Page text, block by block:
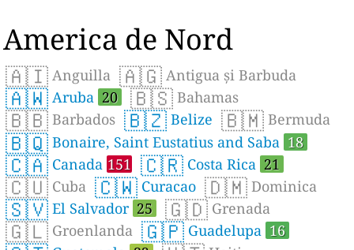
America de Nord
🇦🇮 Anguilla 🇦🇬 Antigua și Barbuda
🇦🇼 Aruba 20 🇧🇸 Bahamas
🇧🇧 Barbados 🇧🇿 Belize 🇧🇲 Bermuda
🇧🇶 Bonaire, Saint Eustatius and Saba 18
🇨🇦 Canada 151 🇨🇷 Costa Rica 21
🇨🇺 Cuba 🇨🇼 Curacao 🇩🇲 Dominica
🇸🇻 El Salvador 25 🇬🇩 Grenada
🇬🇱 Groenlanda 🇬🇵 Guadelupa 16